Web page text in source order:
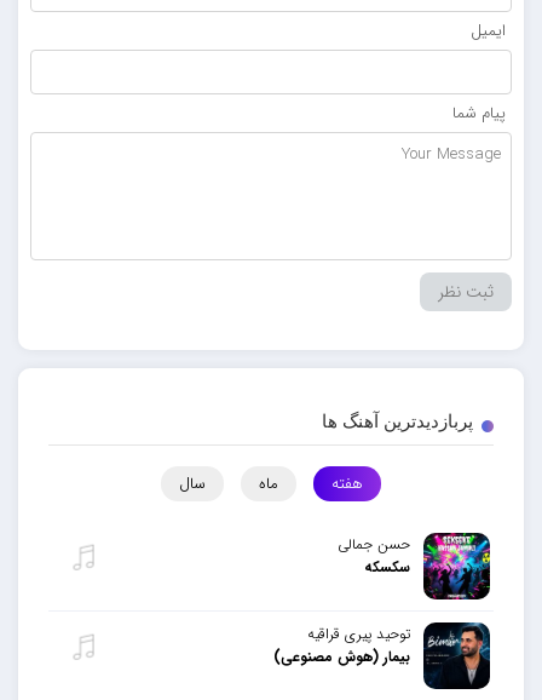
ایمیل
پیام شما
پربازدیدترین آهنگ ها
هفته ماه سال
حسن جمالی
سکسکه
توحید پیری قراقیه
بیمار (هوش مصنوعی)